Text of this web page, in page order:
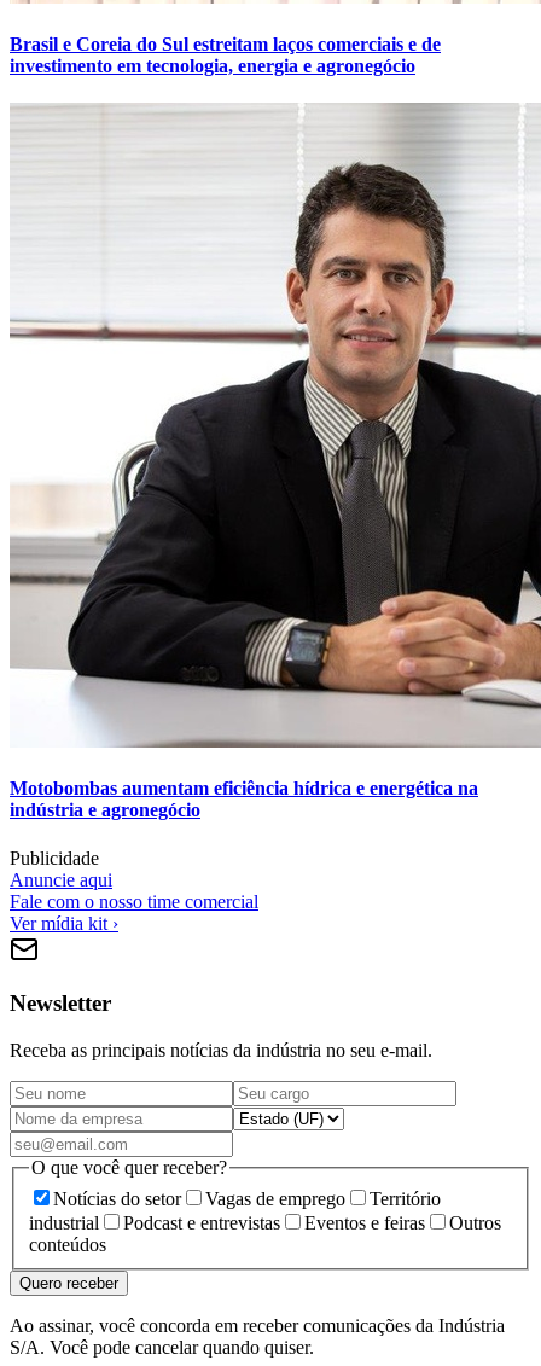
Brasil e Coreia do Sul estreitam laços comerciais e de
investimento em tecnologia, energia e agronegócio
Motobombas aumentam eficiência hídrica e energética na
indústria e agronegócio
Publicidade
Anuncie aqui
Fale com o nosso time comercial
Ver mídia kit ›
Newsletter
Receba as principais notícias da indústria no seu e-mail.
O que você quer receber?
Notícias do setor
Vagas de emprego
Território
industrial
Podcast e entrevistas Eventos e feiras
Outros
conteúdos
Quero receber
Ao assinar, você concorda em receber comunicações da Indústria
S/A. Você pode cancelar quando quiser.